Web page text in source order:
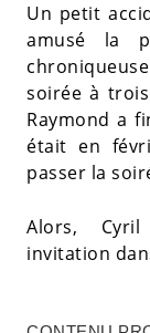
Un petit
amusé la
soirée à
Raymond a
était en
passer la
Alors, Cyril
invitation